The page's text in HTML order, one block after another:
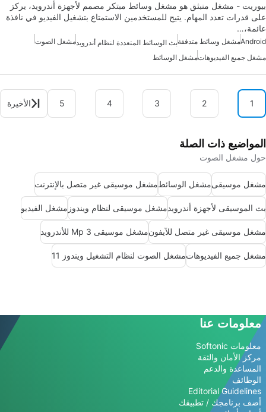
بيوريت - مشغل منبثق هو مشغل وسائط مبتكر مصمم لأجهزة أندرويد، يركز
على قدرات تعدد المهام. يتيح للمستخدمين الاستمتاع بتشغيل الفيديو في نافذة
عائمة،…
Androidمشغل وسائط متدفقةبث الوسائط المتعددة لنظام أندرويدمشغل الصوت
مشغل جميع الفيديوهاتمشغل الوسائط
1
2
3
4
5 الأخيرة
المواضيع ذات الصلة
حول مشغل الصوت
مشغل موسيقىمشغل الوسائطمشغل موسيقى غير متصل بالإنترنت
بث الموسيقى لأجهزة أندرويدمشغل موسيقى لنظام ويندوز مشغل الفيديو
مشغل موسيقى غير متصل للآيفونمشغل موسيقى Mp 3 للأندرويد
مشغل جميع الفيديوهاتمشغل الصوت لنظام التشغيل ويندوز 11
معلومات عنا
معلومات Softonic
مركز الأمان والثقة
المساعدة والدعم
الوظائف
Editorial Guidelines
أضف برنامجك / تطبيقك